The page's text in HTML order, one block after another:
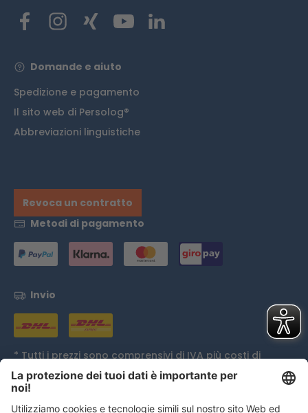
Domande e aiuto
Spedizione e pagamento
Il sito web di Persolog®
Abbreviazioni linguistiche
Revoca un contratto
Metodi di pagamento
Invio
* Tutti i prezzi sono comprensivi di IVA piùcosti di
spedizioneed eventualmente spese di contrassegno,
se non diversamente indicato.